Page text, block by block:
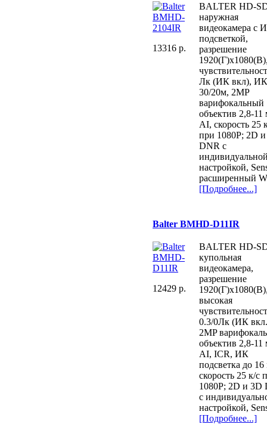
13316 p.
BALTER HD-
наружная
видеокамера с
подсветкой,
разрешение
Лк (ИК вкл),
30/20м, 2MP
варифокальный
объектив 2,8-11
AI, скорость 25
при 1080P; 2D
DNR с
настройкой,
расширенный
[Подробнее...]
Balter BMHD-D11IR
12429 p.
BALTER HD-
купольная
видеокамера,
разрешение
высокая
0.3/0Лк (ИК
2MP
объектив 2,8-11
AI, ICR, ИК
подсветка до 16
скорость 25 к/с
1080P; 2D и 3D
с
настройкой,
[Подробнее...]